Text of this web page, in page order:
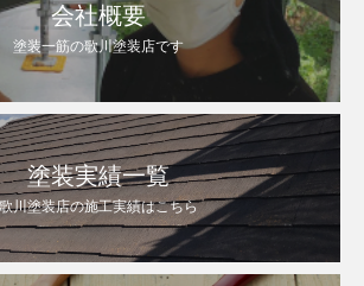
会社概要
塗装一筋の歌川塗装店です
塗装実績一覧
歌川塗装店の施工実績はこちら